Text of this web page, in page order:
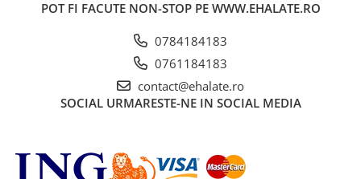
POT FI FACUTE NON-STOP PE WWW.EHALATE.RO
0784184183
0761184183
contact@ehalate.ro
SOCIAL URMARESTE-NE IN SOCIAL MEDIA